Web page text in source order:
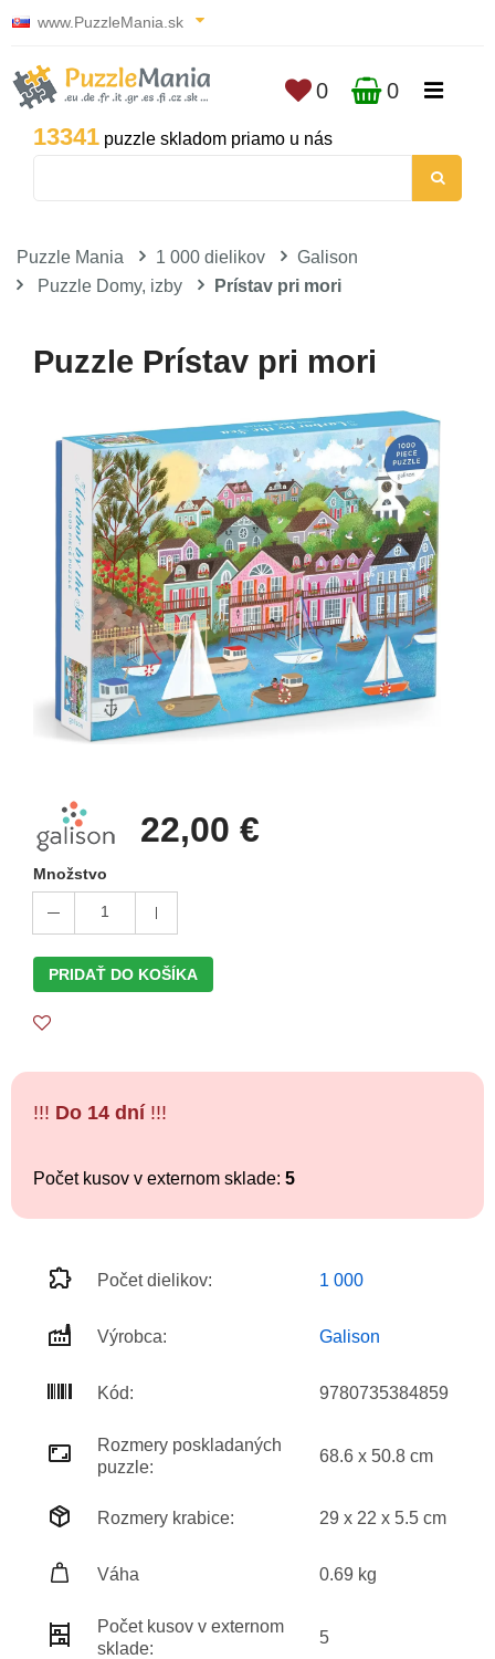
www.PuzzleMania.sk
13341 puzzle skladom priamo u nás
0 0
Puzzle Mania 1 000 dielikov
Galison
Puzzle Domy, izby
Prístav pri mori
Puzzle Prístav pri mori
22,00 €
Množstvo
1
PRIDAŤ DO KOŠÍKA
!!! Do 14 dní!!!
Počet kusov v externom sklade: 5
Počet dielikov: 1 000
Výrobca: Galison
Kód: 9780735384859
Rozmery poskladaných
puzzle:
68.6 x 50.8 cm
Rozmery krabice: 29 x 22 x 5.5 cm
Váha 0.69 kg
Počet kusov v externom
sklade:
5